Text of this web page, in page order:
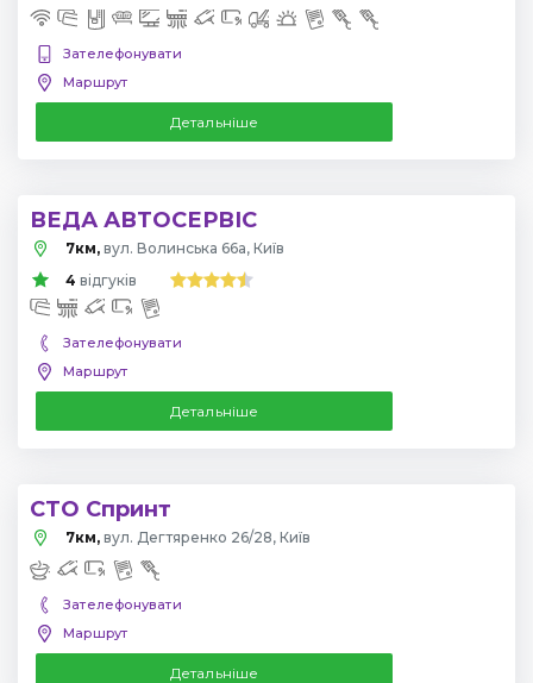
Зателефонувати
Маршрут
Детальніше
ВЕДА АВТОСЕРВІС
7км, вул. Волинська 66а, Київ
4 відгуків
Зателефонувати
Маршрут
Детальніше
СТО Спринт
7км, вул. Дегтяренко 26/28, Київ
Зателефонувати
Маршрут
Детальніше